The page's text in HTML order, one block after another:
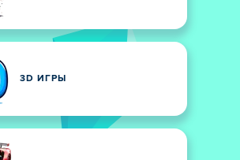
3D ИГРЫ